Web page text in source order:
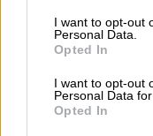
consent section.
I want to opt-out
Personal Data.
Opted In
I want to opt-out
Personal Data
Opted In
Αντώνης
Δημήτρης
Δέσποινα
και ο Κώστας